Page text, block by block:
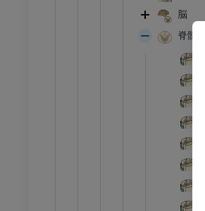
脳
脊髄
足首 - 足
足根MRI
MRI
プレミアム
前足MRI
MRI
プレミアム